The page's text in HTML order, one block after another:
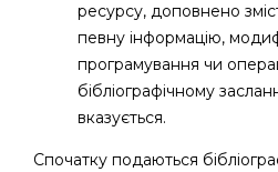
ресурсу, доповнено
певну інформацію,
програмування чи
бібліографічному
вказується.
Спочатку подаються